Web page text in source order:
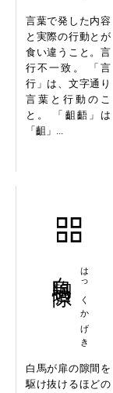
言葉で発した内容
と実際の行動とが
食い違うこと。言
行不一致。 「言
行」は、文字通り
言葉と行動のこ
と。 「齟齬」は
「齟」...
はっくかげき
白馬が扉の隙間を
駆け抜けるほどの